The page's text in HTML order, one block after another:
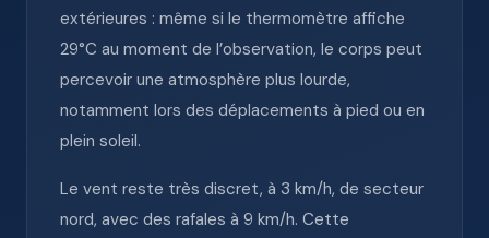
extérieures : même si le thermomètre affiche
29°C au moment de l’observation, le corps peut
percevoir une atmosphère plus lourde,
notamment lors des déplacements à pied ou en
plein soleil.
Le vent reste très discret, à 3 km/h, de secteur
nord, avec des rafales à 9 km/h. Cette